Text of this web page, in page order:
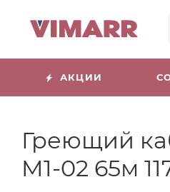
АКЦИИ
Греющий
M1-02 65м